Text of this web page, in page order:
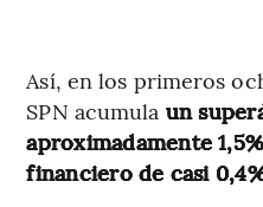
Así, en los primeros
SPN acumula un
aproximadamente
financiero de casi